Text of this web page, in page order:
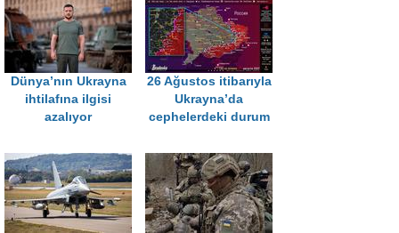
Dünya’nın Ukrayna
ihtilafına ilgisi
azalıyor
26 Ağustos itibarıyla
Ukrayna’da
cephelerdeki durum